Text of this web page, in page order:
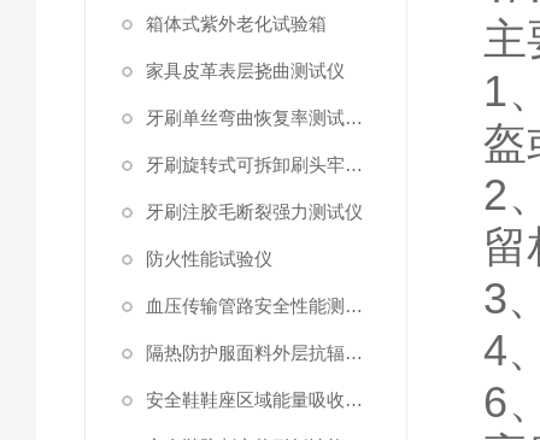
箱体式紫外老化试验箱
家具皮革表层挠曲测试仪
牙刷单丝弯曲恢复率测试工装
牙刷旋转式可拆卸刷头牢固度测试仪
牙刷注胶毛断裂强力测试仪
防火性能试验仪
血压传输管路安全性能测试仪
隔热防护服面料外层抗辐射渗透性能测试仪
安全鞋鞋座区域能量吸收测试仪
主
1
盔
2
留
3
4
6